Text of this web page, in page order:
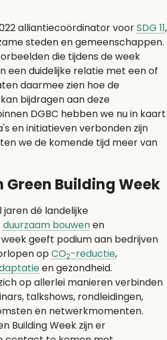
alliantiecoördinator voorSDG 11,
steden en gemeenschappen.
die tijdens de week
een duidelijke relatie met een of
daarmee zien hoe de
bijdragen aan deze
DGBC hebben we nu in kaart
en initiatieven verbonden zijn
we de komende tijd meer van
Green Building Week
jaren dé landelijke
duurzaam bouwenen
geeft podium aan bedrijven
opCO2-reductie,
en gezondheid.
op allerlei manieren verbinden
talkshows, rondleidingen,
en netwerkmomenten.
Building Week zijn er